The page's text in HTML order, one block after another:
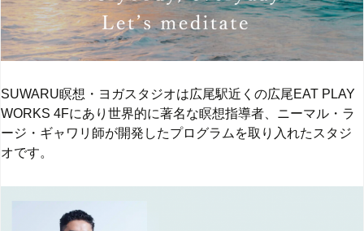
SUWARU瞑想・ヨガスタジオは広尾駅近くの広尾EAT PLAY
WORKS 4Fにあり世界的に著名な瞑想指導者、ニーマル・ラ
ージ・ギャワリ師が開発したプログラムを取り入れたスタジ
オです。